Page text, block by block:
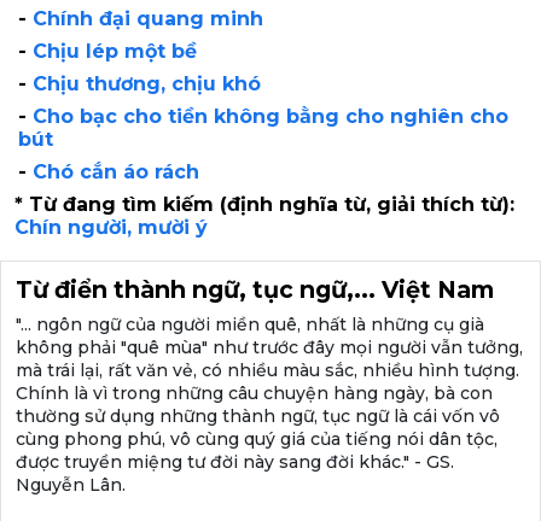
- Chính đại quang minh
- Chịu lép một bề
- Chịu thương, chịu khó
- Cho bạc cho tiền không bằng cho nghiên cho
bút
- Chó cắn áo rách
* Từ đang tìm kiếm (định nghĩa từ, giải thích từ):
Chín người, mười ý
Từ điển thành ngữ, tục ngữ,... Việt Nam
"... ngôn ngữ của người miền quê, nhất là những cụ già
không phải "quê mùa" như trước đây mọi người vẫn tưởng,
mà trái lại, rất văn vẻ, có nhiều màu sắc, nhiều hình tượng.
Chính là vì trong những câu chuyện hàng ngày, bà con
thường sử dụng những thành ngữ, tục ngữ là cái vốn vô
cùng phong phú, vô cùng quý giá của tiếng nói dân tộc,
được truyền miệng tư đời này sang đời khác." - GS.
Nguyễn Lân.